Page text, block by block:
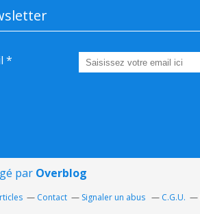
par Overblog
Contact Signaler un abus C.G.U.